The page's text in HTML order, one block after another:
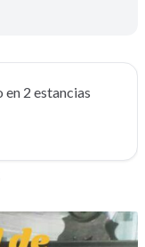
2 estancias